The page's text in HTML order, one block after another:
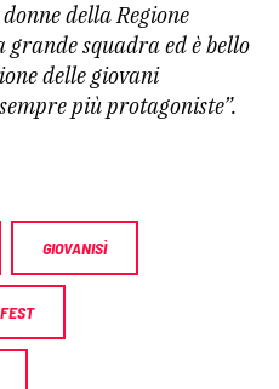
della Regione
grande squadra ed è bello
delle giovani
più protagoniste”.
GIOVANISÌ